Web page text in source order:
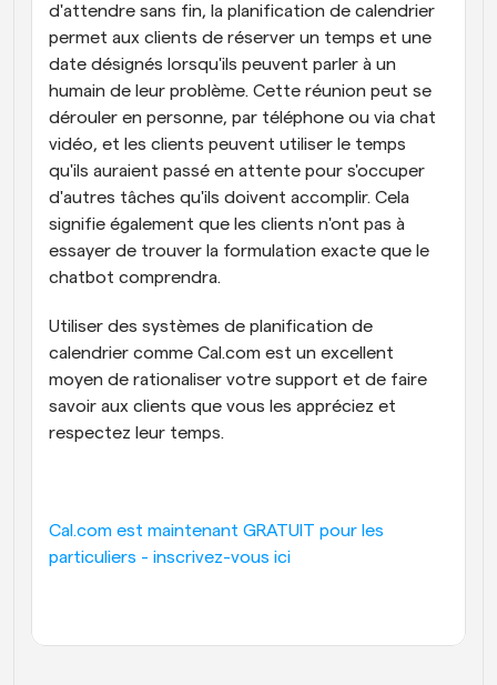
d'attendre sans fin, la planification de calendrier
permet aux clients de réserver un temps et une
date désignés lorsqu'ils peuvent parler à un
humain de leur problème. Cette réunion peut se
dérouler en personne, par téléphone ou via chat
vidéo, et les clients peuvent utiliser le temps
qu'ils auraient passé en attente pour s'occuper
d'autres tâches qu'ils doivent accomplir. Cela
signifie également que les clients n'ont pas à
essayer de trouver la formulation exacte que le
chatbot comprendra.
Utiliser des systèmes de planification de
calendrier comme Cal.com est un excellent
moyen de rationaliser votre support et de faire
savoir aux clients que vous les appréciez et
respectez leur temps.
Cal.com est maintenant GRATUIT pour les
particuliers - inscrivez-vous ici